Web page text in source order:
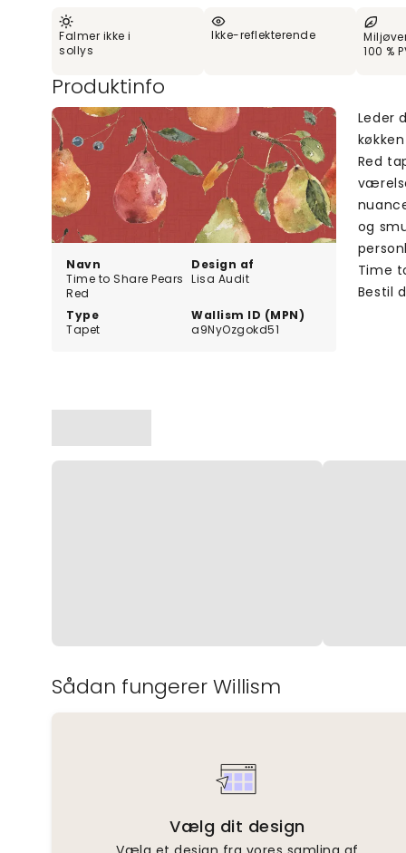
Falmer ikke i
sollys
Ikke-reflekterende
100 %
Produktinfo
Navn
Time to Share Pears
Red
Design af
Lisa Audit
Type
Tapet
Wallism ID (MPN)
a9NyOzgokd51
Leder
Red
og
Time
Bestil
Sådan fungerer Willism
Vælg dit design